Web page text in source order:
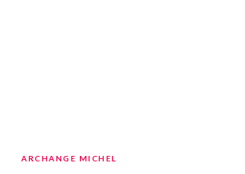
ARCHANGE MICHEL